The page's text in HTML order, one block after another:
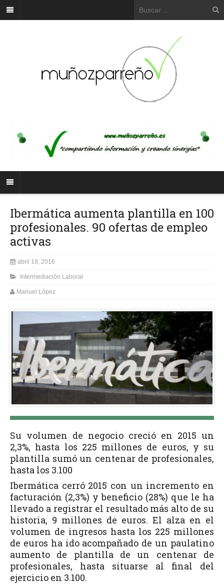
Ibermática aumenta plantilla en 100
profesionales. 90 ofertas de empleo
activas
abril 18, 2016
Intermediación Laboral
Manuel López
Su volumen de negocio creció en 2015 un
2,3%, hasta los 225 millones de euros, y su
plantilla sumó un centenar de profesionales,
hasta los 3.100
Ibermática cerró 2015 con un incremento en
facturación (2,3%) y beneficio (28%) que le ha
llevado a registrar el resultado más alto de su
historia, 9 millones de euros. El alza en el
volumen de ingresos hasta los 225 millones
de euros ha ido acompañado de un paulatino
aumento de plantilla de un centenar de
profesionales, hasta situarse al final del
ejercicio en 3.100.